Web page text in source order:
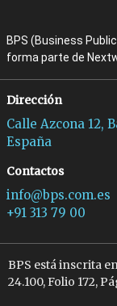
BPS (Business
forma parte de
Dirección
Calle Azcona 12,
España
Contactos
info@bps.com.es
+91 313 79 00
BPS está inscrita
24.100, Folio 172,